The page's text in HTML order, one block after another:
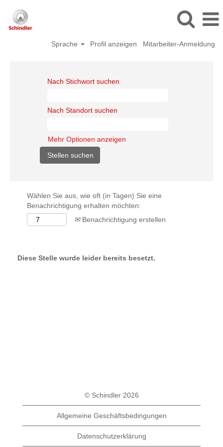
Sprache Profil anzeigen Mitarbeiter-Anmeldung
Nach Stichwort suchen
Nach Standort suchen
Mehr Optionen anzeigen
Wählen Sie aus, wie oft (in Tagen) Sie eine
Benachrichtigung erhalten möchten:
Benachrichtigung erstellen
Diese Stelle wurde leider bereits besetzt.
© Schindler 2026
Allgemeine Geschäftsbedingungen
Datenschutzerklärung